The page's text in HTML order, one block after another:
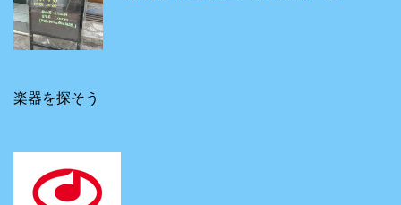
楽器を探そう